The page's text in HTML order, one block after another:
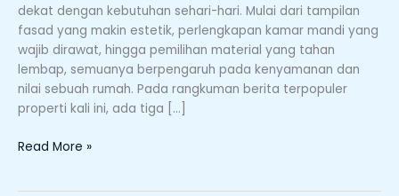
dekat dengan kebutuhan sehari-hari. Mulai dari tampilan
fasad yang makin estetik, perlengkapan kamar mandi yang
wajib dirawat, hingga pemilihan material yang tahan
lembap, semuanya berpengaruh pada kenyamanan dan
nilai sebuah rumah. Pada rangkuman berita terpopuler
properti kali ini, ada tiga […]
Kepala
Shower,
hingga
Pintu
Kamar
Mandi
Read More »